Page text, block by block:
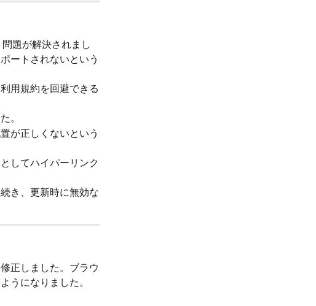
題が解決されまし
ートされないという
用規約を回避できる
。
が正しくないという
してハイパーリンク
き、更新時に無効な
正しました。ブラウ
うになりました。